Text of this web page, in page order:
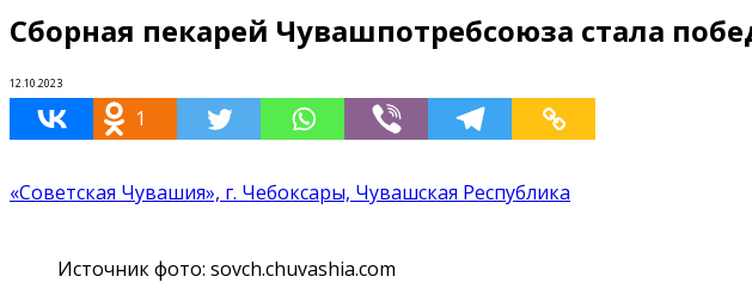
Сборная пекарей Чувашпотребсоюза стала
12.10.2023
1
«Советская Чувашия», г. Чебоксары, Чувашская Республика
Источник фото: sovch.chuvashia.com